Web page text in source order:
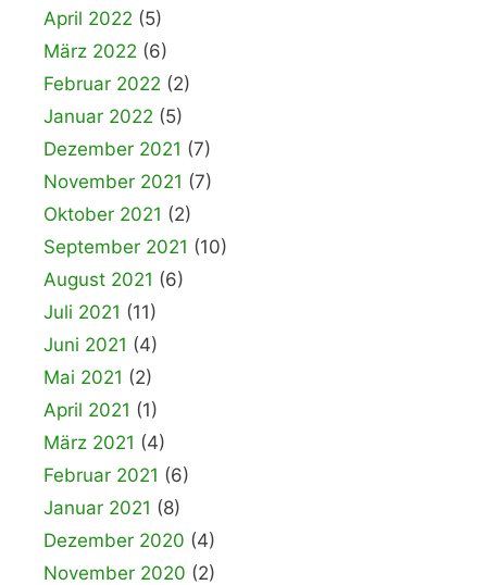
April 2022 (5)
März 2022 (6)
Februar 2022 (2)
Januar 2022 (5)
Dezember 2021 (7)
November 2021 (7)
Oktober 2021 (2)
September 2021 (10)
August 2021 (6)
Juli 2021 (11)
Juni 2021 (4)
Mai 2021 (2)
April 2021 (1)
März 2021 (4)
Februar 2021 (6)
Januar 2021 (8)
Dezember 2020 (4)
November 2020 (2)